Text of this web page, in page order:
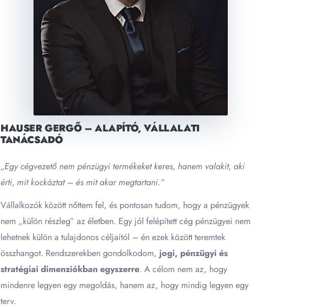
HAUSER GERGŐ – ALAPÍTÓ, VÁLLALATI
TANÁCSADÓ
„Egy cégvezető nem pénzügyi termékeket keres, hanem valakit, aki
érti, mit kockáztat – és mit akar megtartani.”
Vállalkozók között nőttem fel, és pontosan tudom, hogy a pénzügyek
nem „külön részleg” az életben. Egy jól felépített cég pénzügyei nem
lehetnek külön a tulajdonos céljaitól – én ezek között teremtek
összhangot. Rendszerekben gondolkodom,jogi, pénzügyi és
stratégiai dimenziókban egyszerre. A célom nem az, hogy
mindenre legyen egy megoldás, hanem az, hogy mindig legyen egy
terv.